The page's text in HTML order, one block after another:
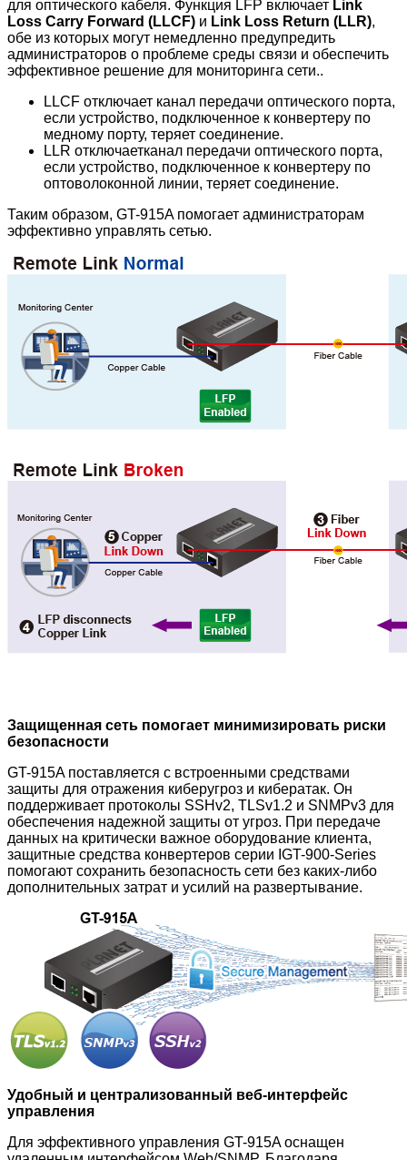
для оптического кабеля. Функция LFP включает Link
Loss Carry Forward (LLCF) и Link Loss Return (LLR),
обе из которых могут немедленно предупредить
администраторов о проблеме среды связи и обеспечить
эффективное решение для мониторинга сети..
LLCF отключает канал передачи оптического порта,
если устройство, подключенное к конвертеру по
медному порту, теряет соединение.
LLR отключаетканал передачи оптического порта,
если устройство, подключенное к конвертеру по
оптоволоконной линии, теряет соединение.
Таким образом, GT-915A помогает администраторам
эффективно управлять сетью.
Защищенная сеть помогает минимизировать риски
безопасности
GT-915A поставляется с встроенными средствами
защиты для отражения киберугроз и кибератак. Он
поддерживает протоколы SSHv2, TLSv1.2 и SNMPv3 для
обеспечения надежной защиты от угроз. При передаче
данных на критически важное оборудование клиента,
защитные средства конвертеров серии IGT-900-Series
помогают сохранить безопасность сети без каких-либо
дополнительных затрат и усилий на развертывание.
Удобный и централизованный веб-интерфейс
управления
Для эффективного управления GT-915A оснащен